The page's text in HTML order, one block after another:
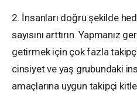
2. İnsanları doğru şekilde
sayısını arttırın. Yapmanız
getirmek için çok fazla
cinsiyet ve yaş grubundaki
amaçlarına uygun takipçi